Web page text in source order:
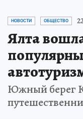
НОВОСТИ ОБЩЕСТВО
Ялта
Южный берег